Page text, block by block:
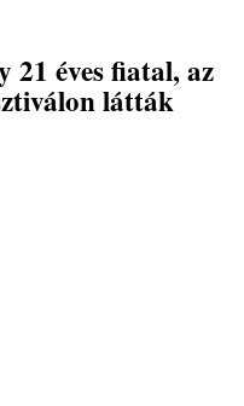
21 éves fiatal, az
látták